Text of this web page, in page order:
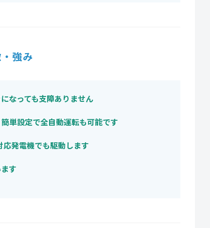
強み
なっても支障ありません
単設定で全自動運転も可能です
発電機でも駆動します
す